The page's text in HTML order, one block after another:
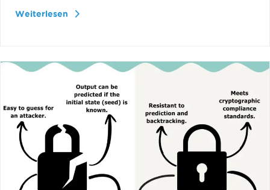
Weiterlesen